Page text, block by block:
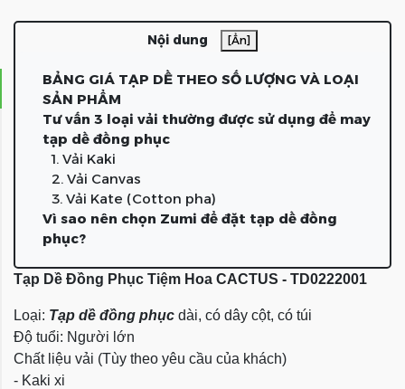
Nội dung [Ẩn]
BẢNG GIÁ TẠP DỀ THEO SỐ LƯỢNG VÀ LOẠI
SẢN PHẨM
Tư vấn 3 loại vải thường được sử dụng để may
tạp dề đồng phục
1. Vải Kaki
2. Vải Canvas
3. Vải Kate (Cotton pha)
Vì sao nên chọn Zumi để đặt tạp dề đồng
phục?
Tạp Dề Đồng Phục Tiệm Hoa CACTUS - TD0222001
Loại: Tạp dề đồng phục dài, có dây cột, có túi
Độ tuổi: Người lớn
Chất liệu vải (Tùy theo yêu cầu của khách)
- Kaki xi